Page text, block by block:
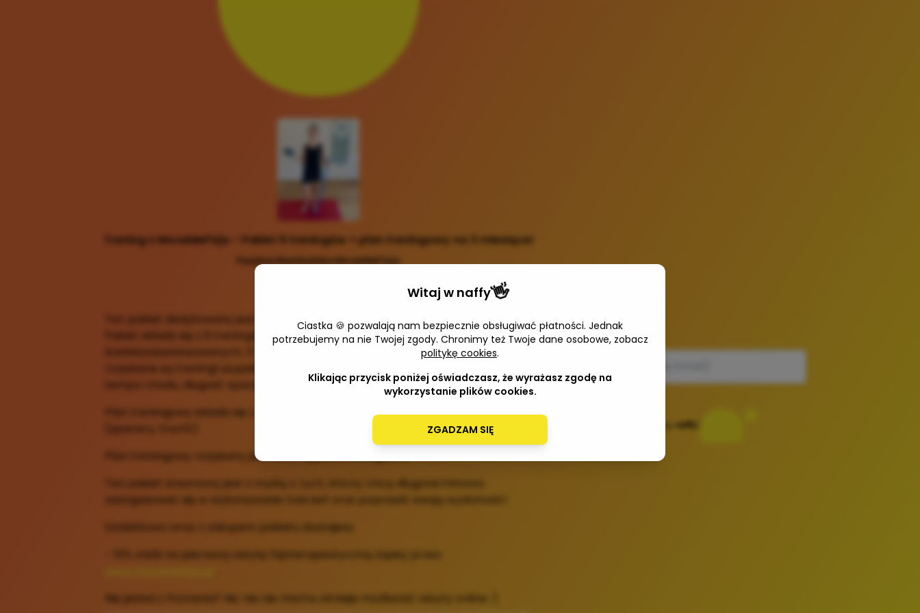
Trening z MoveMeFizjo - Pakiet 9 treningów + plan treningowy na 3 miesiące!
Paulina Rembalska MoveMeFizjo
Ten pakiet dedykowany jest dla wszystkich tych, którzy chcą zacząć się ruszać.
Pakiet składa się z 9 treningów (3 treningi dla początkujących, 3 treningi dla
średniozaawansowanych, 3 treningi dla zaawansowanych). Dodatkowo
rozpisane są treningi uzupełniające cardio, tzn. spacery, trucht (czas spaceru,
tempo chodu, długość spaceru/truchtu).
Plan treningowy składa się z 2-3 treningów w tygodniu + treningi cardio
(spacery, trucht)
Plan treningowy rozpisany jest na 12 tygodni treningów :)
Ten pakiet stworzony jest z myślą o tych, którzy chcą długoterminowo
zaangażować się w wykonywanie ćwiczeń oraz poprawić swoją wydolność!
Dodatkowo wraz z zakupem pakietu dostajesz:
- 10% zniżki na pierwszą wizytę fizjoterapeutyczną zapisy przez:
Nie jesteś z Poznania? Nic nie nie martw, istnieje możliwość wizyty online :)
Adres e-mail
Witaj w naffy 👋
Ciastka 🍪 pozwalają nam bezpiecznie obsługiwać płatności. Jednak
potrzebujemy na nie Twojej zgody. Chronimy też Twoje dane osobowe, zobacz
politykę cookies.
Klikając przycisk poniżej oświadczasz, że wyrażasz zgodę na
wykorzystanie plików cookies.
ZGADZAM SIĘ